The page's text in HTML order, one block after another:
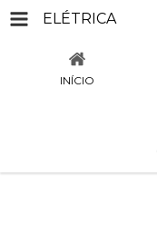
ELÉTRICA
INÍCIO